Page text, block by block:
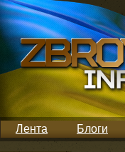
Лента Блоги